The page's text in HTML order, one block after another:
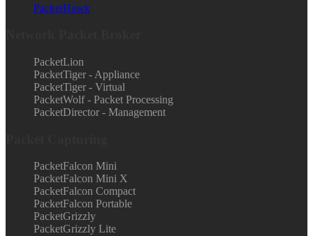
PacketHawk
PacketLion
PacketTiger - Appliance
PacketTiger - Virtual
PacketWolf - Packet Processing
PacketDirector - Management
PacketFalcon Mini
PacketFalcon Mini X
PacketFalcon Compact
PacketFalcon Portable
PacketGrizzly
PacketGrizzly Lite